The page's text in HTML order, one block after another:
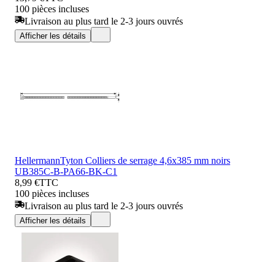
100 pièces incluses
Livraison au plus tard le 2-3 jours ouvrés
Afficher les détails
HellermannTyton Colliers de serrage 4,6x385 mm noirs
UB385C-B-PA66-BK-C1
8,99 €TTC
100 pièces incluses
Livraison au plus tard le 2-3 jours ouvrés
Afficher les détails